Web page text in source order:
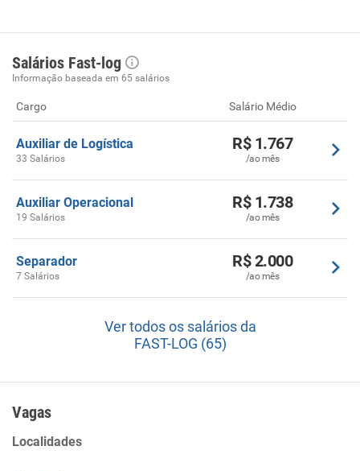
Salários Fast-log
Informação baseada em 65 salários
Cargo Salário Médio
Auxiliar de Logística
33 Salários
R$ 1.767
/ao mês
Auxiliar Operacional
19 Salários
R$ 1.738
/ao mês
Separador
7 Salários
R$ 2.000
/ao mês
Ver todos os salários da
FAST-LOG (65)
Vagas
Localidades